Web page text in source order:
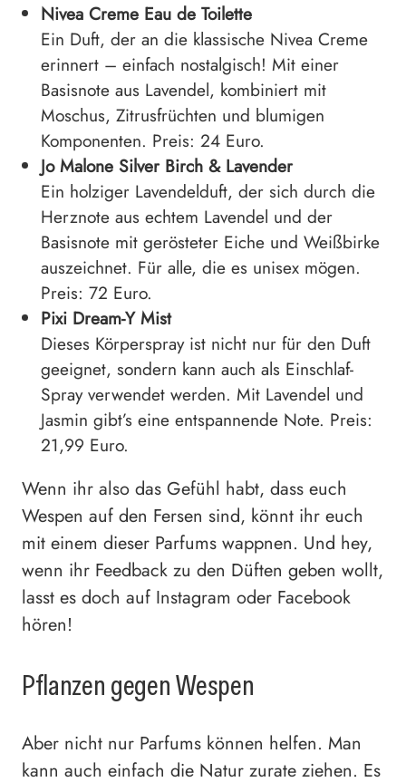
Nivea Creme Eau de Toilette
Ein Duft, der an die klassische Nivea Creme
erinnert – einfach nostalgisch! Mit einer
Basisnote aus Lavendel, kombiniert mit
Moschus, Zitrusfrüchten und blumigen
Komponenten. Preis: 24 Euro.
Jo Malone Silver Birch & Lavender
Ein holziger Lavendelduft, der sich durch die
Herznote aus echtem Lavendel und der
Basisnote mit gerösteter Eiche und Weißbirke
auszeichnet. Für alle, die es unisex mögen.
Preis: 72 Euro.
Pixi Dream-Y Mist
Dieses Körperspray ist nicht nur für den Duft
geeignet, sondern kann auch als Einschlaf-
Spray verwendet werden. Mit Lavendel und
Jasmin gibt’s eine entspannende Note. Preis:
21,99 Euro.
Wenn ihr also das Gefühl habt, dass euch
Wespen auf den Fersen sind, könnt ihr euch
mit einem dieser Parfums wappnen. Und hey,
wenn ihr Feedback zu den Düften geben wollt,
lasst es doch auf Instagram oder Facebook
hören!
Pflanzen gegen Wespen
Aber nicht nur Parfums können helfen. Man
kann auch einfach die Natur zurate ziehen. Es